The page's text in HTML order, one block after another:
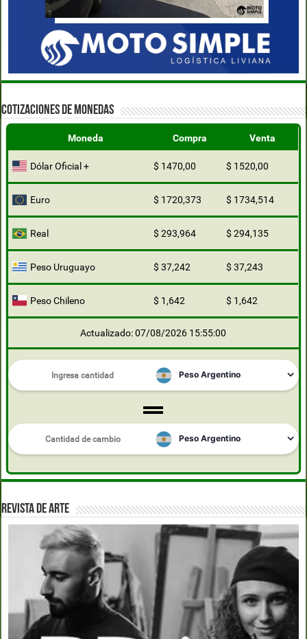
COTIZACIONES DE MONEDAS
Moneda Compra Venta
Dólar Oficial + $ 1470,00 $ 1520,00
Euro $ 1720,373 $ 1734,514
Real $ 293,964 $ 294,135
Peso Uruguayo $ 37,242 $ 37,243
Peso Chileno $ 1,642 $ 1,642
Actualizado: 07/08/2026 15:55:00
REVISTA DE ARTE